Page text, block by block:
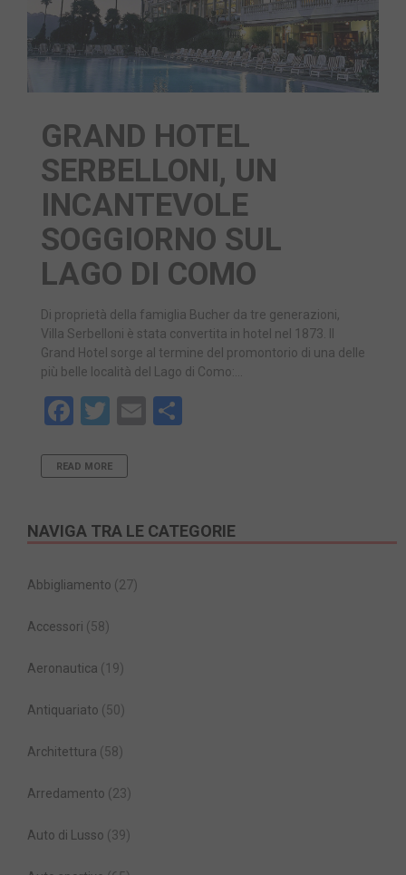
GRAND HOTEL
SERBELLONI, UN
INCANTEVOLE
SOGGIORNO SUL
LAGO DI COMO
Di proprietà della famiglia Bucher da tre generazioni,
Villa Serbelloni è stata convertita in hotel nel 1873. Il
Grand Hotel sorge al termine del promontorio di una delle
più belle località del Lago di Como:…
Facebook
Twitter
Email
READ MORE
NAVIGA TRA LE CATEGORIE
Abbigliamento (27)
Accessori (58)
Aeronautica (19)
Antiquariato (50)
Architettura (58)
Arredamento (23)
Auto di Lusso (39)